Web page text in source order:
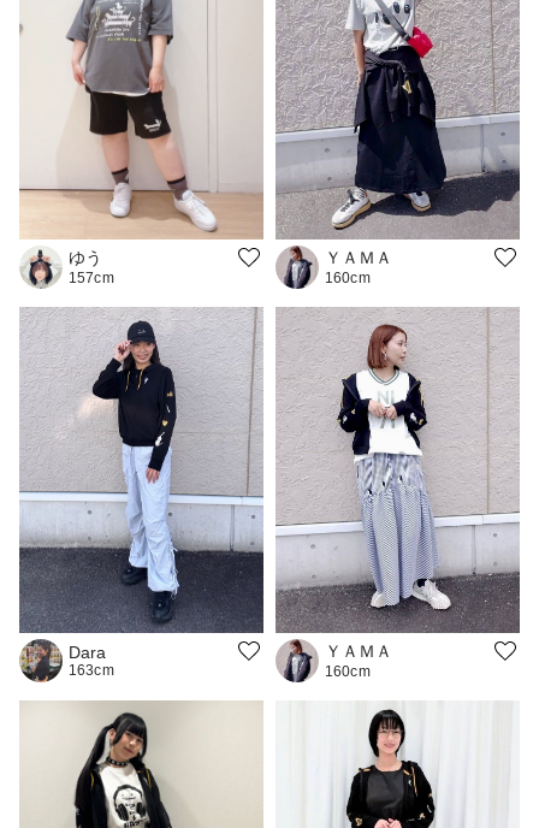
ゆう
157cm
ＹＡＭＡ
160cm
Dara
163cm
ＹＡＭＡ
160cm